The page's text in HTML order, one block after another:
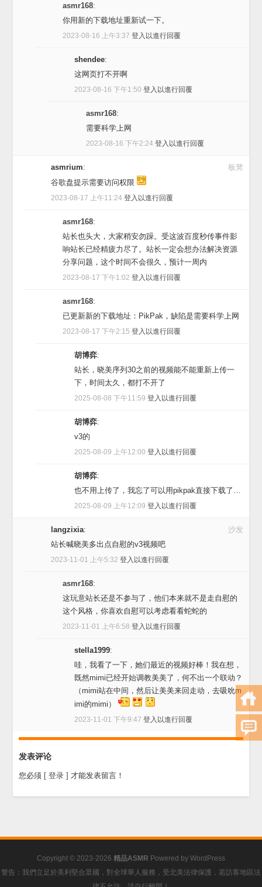
asmr168:
你用新的下载地址重新试一下。
2023-08-16 上午3:37登入以進行回覆
shendee:
这网页打不开啊
2023-08-16 下午1:50登入以進行回覆
asmr168:
需要科学上网
2023-08-16 下午2:24登入以進行回覆
板凳
asmrium:
谷歌盘提示需要访问权限
2023-08-17 上午11:24登入以進行回覆
asmr168:
站长也头大，大家稍安勿躁。受这波百度秒传事件影
响站长已经精疲力尽了。站长一定会想办法解决资源
分享问题，这个时间不会很久，预计一周内
2023-08-17 下午1:02登入以進行回覆
asmr168:
已更新新的下载地址：PikPak，缺陷是需要科学上网
2023-08-17 下午2:15登入以進行回覆
胡博弈:
站长，晓美序列30之前的视频能不能重新上传一
下，时间太久，都打不开了
2025-08-08 下午11:59登入以進行回覆
胡博弈:
v3的
2025-08-09 上午12:00登入以進行回覆
胡博弈:
也不用上传了，我忘了可以用pikpak直接下载了…
2025-08-09 上午12:09登入以進行回覆
沙发
langzixia:
站长喊晓美多出点自慰的v3视频吧
2023-11-01 上午5:32登入以進行回覆
asmr168:
这玩意站长还是不参与了，他们本来就不是走自慰的
这个风格，你喜欢自慰可以考虑看看蛇蛇的
2023-11-01 上午6:58登入以進行回覆
stella1999:
哇，我看了一下，她们最近的视频好棒！我在想，
既然mimi已经开始调教美美了，何不出一个联动？
（mimi站在中间，然后让美美来回走动，去吸吮m
imi的mimi）
2023-11-01 下午9:47登入以進行回覆
发表评论
您必须 [ 登录 ] 才能发表留言！
Copyright © 2023-2026 精品ASMR Powered by WordPress
警告：我們立足於美利堅合眾國，對全球華人服務，受北美法律保護，若訪客地區法